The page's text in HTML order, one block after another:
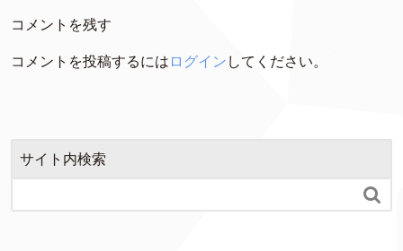
コメントを残す
コメントを投稿するには ログイン してください。
サイト内検索
